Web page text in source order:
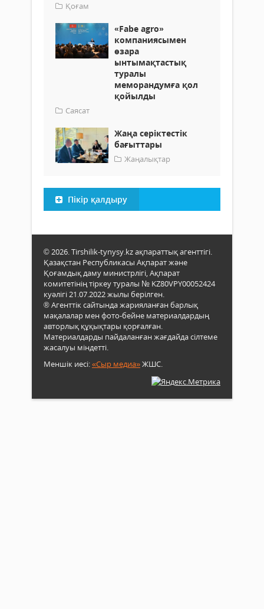
Қоғам
«Fabe agro»
компаниясымен
өзара
ынтымақтастық
туралы
меморандумға қол
қойылды
Саясат
Жаңа серіктестік
бағыттары
Жаңалықтар
Пікір қалдыру
© 2026. Tirshilik-tynysy.kz ақпараттық агенттігі.
Қазақстан Республикасы Ақпарат және
Қоғамдық даму министрлігі, Ақпарат
комитетінің тіркеу туралы № KZ80VPY00052424
куәлігі 21.07.2022 жылы берілген.
® Агенттік сайтында жарияланған барлық
мақалалар мен фото-бейне материалдардың
авторлық құқықтары қорғалған.
Материалдарды пайдаланған жағдайда сілтеме
жасалуы міндетті.
Меншік иесі:«Сыр медиа»ЖШС.